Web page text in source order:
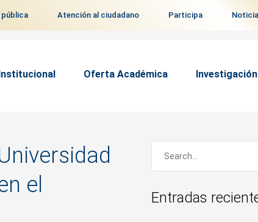
Atención al ciudadano Participa
Oferta Académica Investigación
el
Entradas